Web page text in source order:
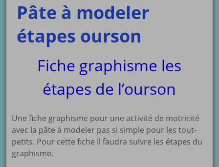
Pâte à modeler
étapes ourson
Fiche graphisme les
étapes de l’ourson
Une fiche graphisme pour une activité de motricité
avec la pâte à modeler pas si simple pour les tout-
petits. Pour cette fiche il faudra suivre les étapes du
graphisme.